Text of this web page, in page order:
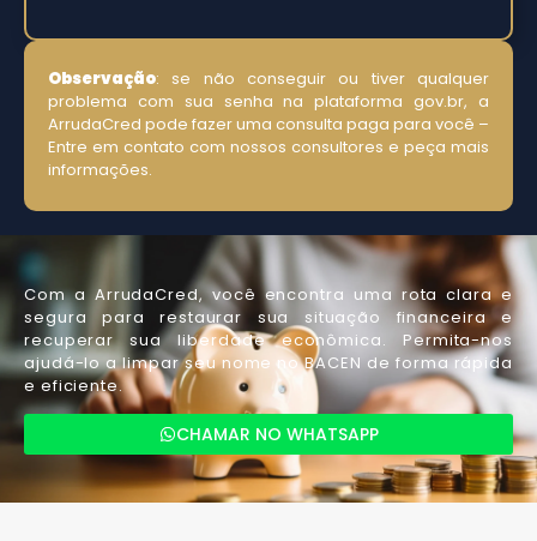
Observação: se não conseguir ou tiver qualquer
problema com sua senha na plataforma gov.br, a
ArrudaCred pode fazer uma consulta paga para você –
Entre em contato com nossos consultores e peça mais
informações.
Com a ArrudaCred, você encontra uma rota clara e
segura para restaurar sua situação financeira e
recuperar sua liberdade econômica. Permita-nos
ajudá-lo a limpar seu nome no BACEN de forma rápida
e eficiente.
CHAMAR NO WHATSAPP